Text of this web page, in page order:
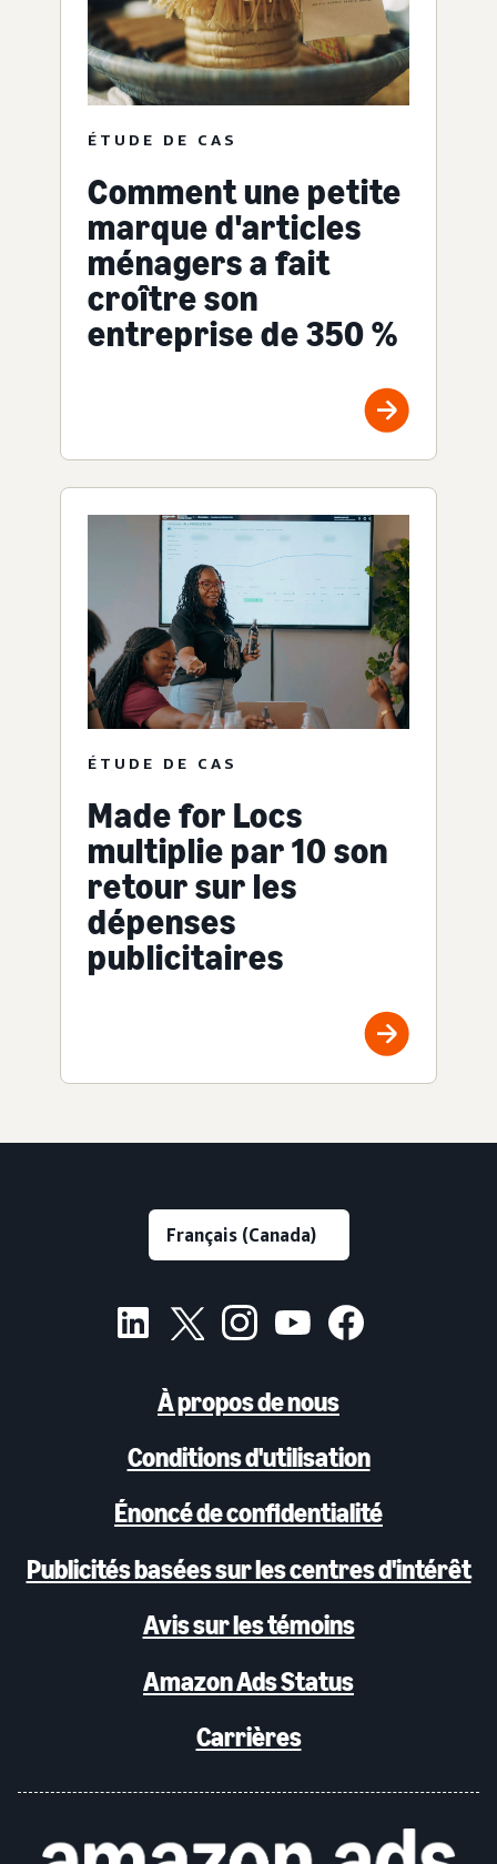
ÉTUDE DE CAS
Comment une petite
marque d'articles
ménagers a fait
croître son
entreprise de 350 %
ÉTUDE DE CAS
Made for Locs
multiplie par 10 son
retour sur les
dépenses
publicitaires
À propos de nous
Conditions d'utilisation
Énoncé de confidentialité
Publicités basées sur les centres d'intérêt
Avis sur les témoins
Amazon Ads Status
Carrières